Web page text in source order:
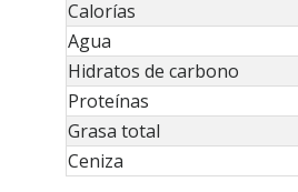
Calorías
Agua
Hidratos de carbono
Proteínas
Grasa total
Ceniza